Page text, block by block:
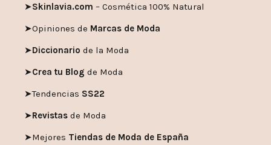
➤Skinlavia.com – Cosmética 100% Natural
➤Opiniones de Marcas de Moda
➤Diccionario de la Moda
➤Crea tu Blog de Moda
➤Tendencias SS22
➤Revistas de Moda
➤Mejores Tiendas de Moda de España